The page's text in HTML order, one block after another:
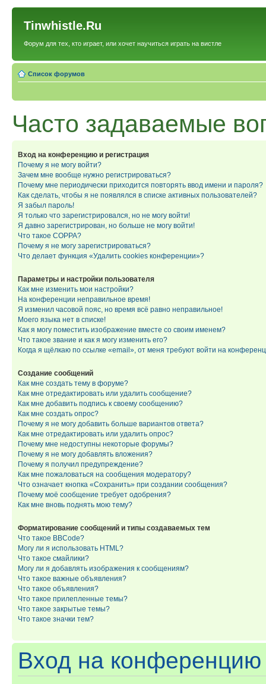
Tinwhistle.Ru
Форум для тех, кто играет, или хочет научиться играть на вистле
Список форумов
Часто задаваемые
Вход на конференцию и регистрация
Почему я не могу войти?
Зачем мне вообще нужно регистрироваться?
Почему мне периодически приходится повторять ввод имени и пароля?
Как сделать, чтобы я не появлялся в списке активных пользователей?
Я забыл пароль!
Я только что зарегистрировался, но не могу войти!
Я давно зарегистрирован, но больше не могу войти!
Что такое COPPA?
Почему я не могу зарегистрироваться?
Что делает функция «Удалить cookies конференции»?
Параметры и настройки пользователя
Как мне изменить мои настройки?
На конференции неправильное время!
Я изменил часовой пояс, но время всё равно неправильное!
Моего языка нет в списке!
Как я могу поместить изображение вместе со своим именем?
Что такое звание и как я могу изменить его?
Когда я щёлкаю по ссылке «email», от меня требуют войти на
Создание сообщений
Как мне создать тему в форуме?
Как мне отредактировать или удалить сообщение?
Как мне добавить подпись к своему сообщению?
Как мне создать опрос?
Почему я не могу добавить больше вариантов ответа?
Как мне отредактировать или удалить опрос?
Почему мне недоступны некоторые форумы?
Почему я не могу добавлять вложения?
Почему я получил предупреждение?
Как мне пожаловаться на сообщения модератору?
Что означает кнопка «Сохранить» при создании сообщения?
Почему моё сообщение требует одобрения?
Как мне вновь поднять мою тему?
Форматирование сообщений и типы создаваемых тем
Что такое BBCode?
Могу ли я использовать HTML?
Что такое смайлики?
Могу ли я добавлять изображения к сообщениям?
Что такое важные объявления?
Что такое объявления?
Что такое прилепленные темы?
Что такое закрытые темы?
Что такое значки тем?
Вход на конференцию